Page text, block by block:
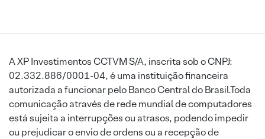
A XP Investimentos CCTVM S/A, inscrita sob o CNPJ:
02.332.886/0001-04, é uma instituição financeira
autorizada a funcionar pelo Banco Central do Brasil.Toda
comunicação através de rede mundial de computadores
está sujeita a interrupções ou atrasos, podendo impedir
ou prejudicar o envio de ordens ou a recepção de